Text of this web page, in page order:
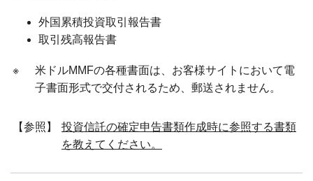
外国累積投資取引報告書
取引残高報告書
※
米ドルMMFの各種書面は、お客様サイトにおいて電
子書面形式で交付されるため、郵送されません。
【参照】
投資信託の確定申告書類作成時に参照する書類
を教えてください。